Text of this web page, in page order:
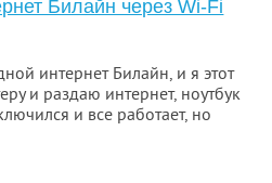
Билайн через Wi-Fi
интернет Билайн, и я этот
и раздаю интернет, ноутбук
и все работает, но